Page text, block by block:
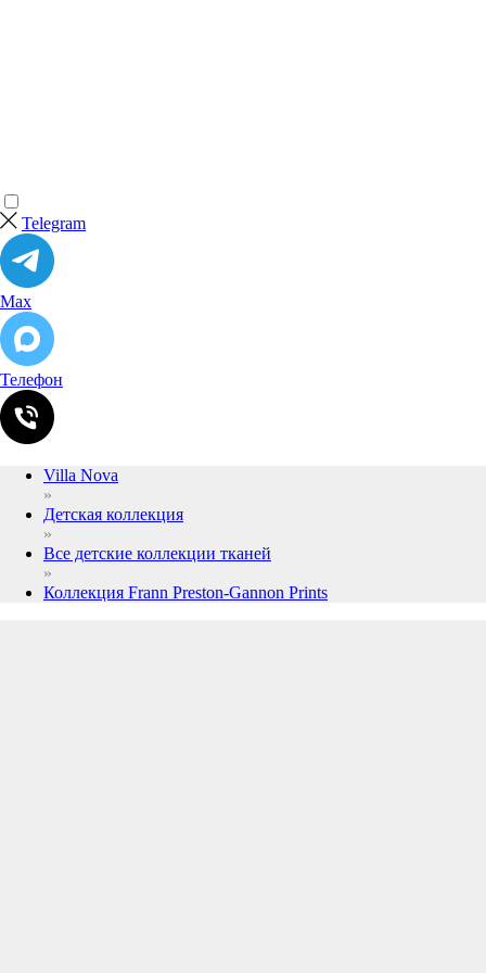
Telegram
Max
Телефон
Villa Nova
»
Детская коллекция
»
Все детские коллекции тканей
»
Коллекция Frann Preston-Gannon Prints